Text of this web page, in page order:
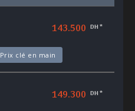
143.500 DH *
Prix clé en main
149.300 DH *